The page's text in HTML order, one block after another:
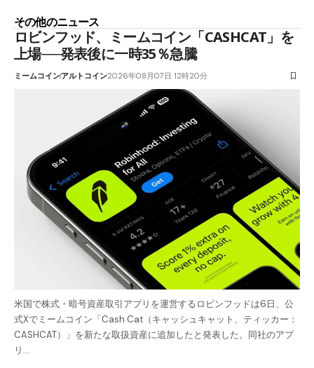
その他のニュース
ロビンフッド、ミームコイン「CASHCAT」を
上場──発表後に一時35％急騰
ミームコインアルトコイン2026年08月07日 12時20分
米国で株式・暗号資産取引アプリを運営するロビンフッドは6日、公
式Xでミームコイン「Cash Cat（キャッシュキャット、ティッカー：
CASHCAT）」を新たな取扱資産に追加したと発表した。同社のアプ
リ…